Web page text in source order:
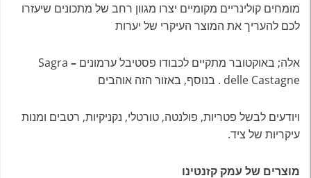
מומחים קולינריים מקומיים יצרו מגוון רחב של מתכונים שיעזרו
לכם להעריך את המוצר העיקרי של יערות
אלה; באוקטובר מתקיים לכבודו פסטיבל ערמונים –
Sagra
delle Castagne . בנוסף, באזור הזה אוהבים
ויודעים לבשל פטריות, פולנטה, טורטלי, נקניקיות, רטבים ומנות
עיקריות של ציד.
מוצרים של עמק קזנטינו